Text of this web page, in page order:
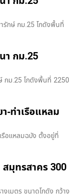
ารักษ์ กม.25 โกดังพื้นที่
า กม.25
กม.25 โกดังพื้นที่ 2250
า-ท่าเรือแหลม
รือแหลมฉบัง ตั้งอยู่ที่
สมุทรสาคร 300
งเมตร ขนาดโกดัง กว้าง